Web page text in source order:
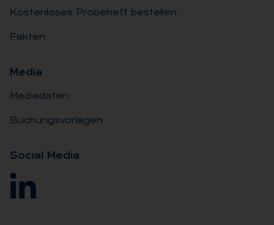
Kostenloses Probeheft bestellen
Fakten
Me­dia
Mediadaten
Buchungsvorlagen
So­ci­al Me­dia